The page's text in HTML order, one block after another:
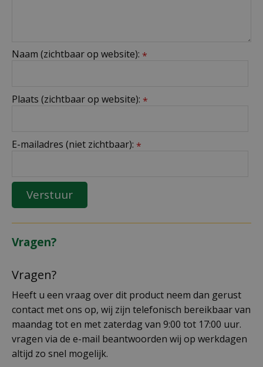
Naam (zichtbaar op website): *
Plaats (zichtbaar op website): *
E-mailadres (niet zichtbaar): *
Vragen?
Vragen?
Heeft u een vraag over dit product neem dan gerust
contact met ons op, wij zijn telefonisch bereikbaar van
maandag tot en met zaterdag van 9:00 tot 17:00 uur.
vragen via de e-mail beantwoorden wij op werkdagen
altijd zo snel mogelijk.